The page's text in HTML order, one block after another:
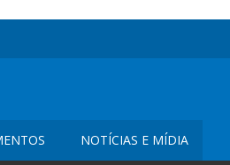
NOTÍCIAS E MÍDIA